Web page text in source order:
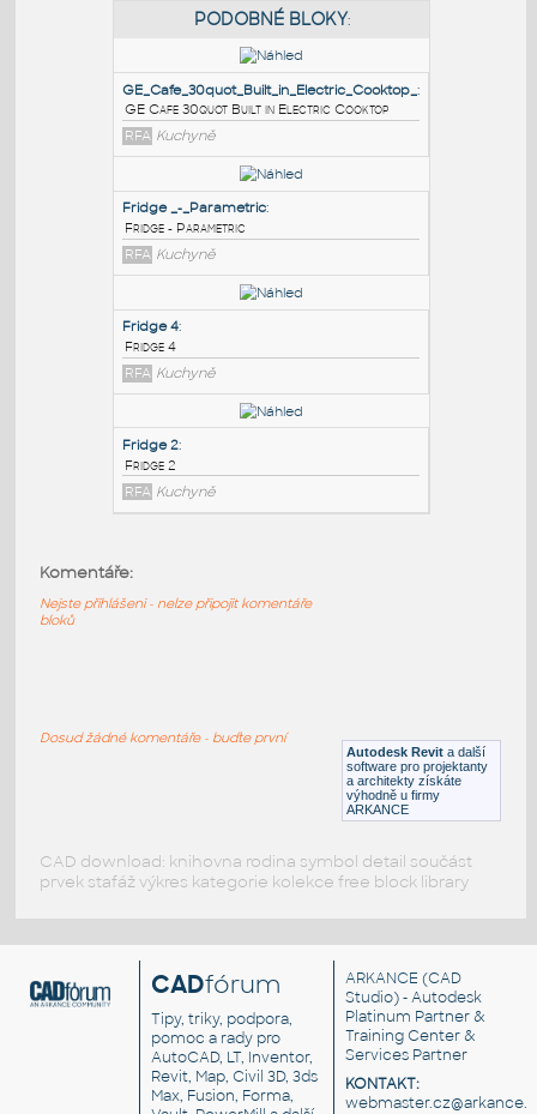
PODOBNÉ BLOKY
GE_Cafe_30quot_Built_in_Electric_Cooktop_
GE Cafe 30quot Built in Electric Cooktop
RFA
Fridge _-_Parametric:
Fridge - Parametric
RFA Kuchyně
Fridge 2
Autodesk Revit a další
software pro projektanty
a architekty získáte
výhodně u firmy
ARKANCE
Komentáře:
Nejste přihlášeni - nelze připojit komentáře
bloků
Dosud žádné komentáře - buďte první
CAD download: knihovna rodina symbol detail součást
prvek stafáž výkres kategorie kolekce free block library
CADfórum
Tipy, triky, podpora,
pomoc a rady pro
AutoCAD, LT, Inventor,
Revit, Map, Civil 3D, 3ds
Max, Fusion, Forma,
ARKANCE (CAD
Studio) - Autodesk
Platinum Partner &
Training Center &
Services Partner
KONTAKT: